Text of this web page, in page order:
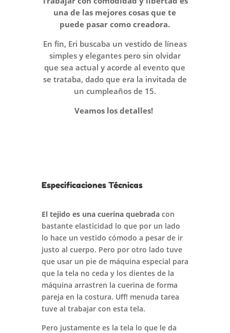
una de las mejores cosas que te
puede pasar como creadora.
En fín, Eri buscaba un vestido de líneas
simples y elegantes pero sin olvidar
que sea actual y acorde al evento que
se trataba, dado que era la invitada de
un cumpleaños de 15.
Veamos los detalles!
Especificaciones Técnicas
El tejido es una cuerina quebradacon
bastante elasticidad lo que por un lado
lo hace un vestido cómodo a pesar de ir
justo al cuerpo. Pero por otro lado tuve
que usar un pie de máquina especial para
que la tela no ceda y los dientes de la
máquina arrastren la cuerina de forma
pareja en la costura. Uff! menuda tarea
tuve al trabajar con esta tela.
Pero justamente es la tela lo que le da